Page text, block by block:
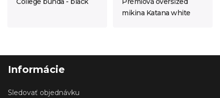
mikina Katana white
Informácie
Sledovať objednávku